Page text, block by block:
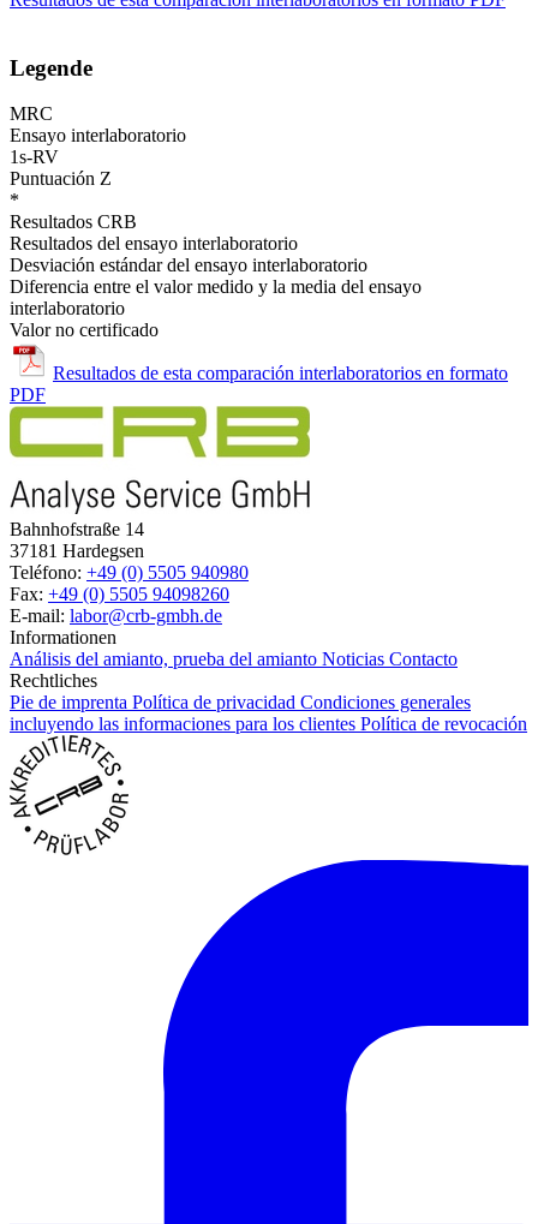
Legende
MRC
Ensayo interlaboratorio
1s-RV
Puntuación Z
*
Resultados CRB
Resultados del ensayo interlaboratorio
Desviación estándar del ensayo interlaboratorio
Diferencia entre el valor medido y la media del ensayo
interlaboratorio
Valor no certificado
Resultados de esta comparación interlaboratorios en formato
PDF
Bahnhofstraße 14
37181 Hardegsen
Teléfono: +49 (0) 5505 940980
Fax: +49 (0) 5505 94098260
E-mail: labor@crb-gmbh.de
Informationen
Análisis del amianto, prueba del amianto Noticias Contacto
Rechtliches
Pie de imprenta Política de privacidad Condiciones generales
incluyendo las informaciones para los clientes Política de revocación